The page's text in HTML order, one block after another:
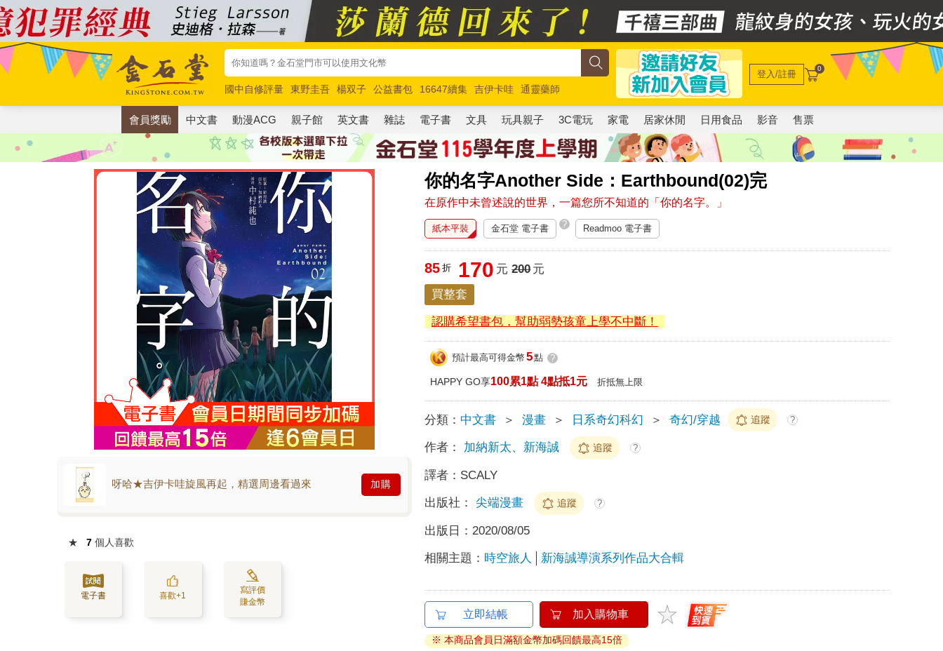
國中自修評量 東野圭吾 楊双子 公益書包 16647續集 吉伊卡哇
通靈藥師
唯紅花綻放
奧德賽 路邊攤新作 馬斯克 玩具總動員5 超慢跑
登入/註冊 0
會員獎勵 中文書 動漫ACG 親子館 英文書 雜誌 電子書 文具 玩具親子 3C電玩 家電 居家休閒 日用食品 影音 售票
你的名字Another Side：Earthbound(02)完
在原作中未曾述說的世界，一篇您所不知道的「你的名字。」
呀哈★吉伊卡哇旋風再起，精選周邊看過來 加購
★ 7 個人喜歡
電子書 喜歡+1
寫評價
賺金幣
紙本平裝 金石堂 電子書 ? Readmoo 電子書
85 折 170 元 200元
買整套
認購希望書包，幫助弱勢孩童上學不中斷！
預計最高可得金幣 5點 ?
HAPPY GO享100累1點 4點抵1元 折抵無上限
分類： 中文書 ＞ 漫畫 ＞ 日系奇幻科幻 ＞ 奇幻/穿越 追蹤 ?
作者： 加納新太、新海誠 追蹤 ?
譯者： SCALY
出版社： 尖端漫畫 追蹤 ?
出版日： 2020/08/05
相關主題： 時空旅人 新海誠導演系列作品大合輯
立即結帳 加入購物車
※ 本商品會員日滿額金幣加碼回饋最高15倍